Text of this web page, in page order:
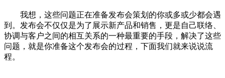
我想，这些问题正在准备发布会策划的你或多或少都会遇
到。发布会不仅仅是为了展示新产品和销售，更是自己联络、
协调与客户之间的相互关系的一种最重要的手段，解决了这些
问题，就是你准备这个发布会的过程，下面我们就来说说流
程。